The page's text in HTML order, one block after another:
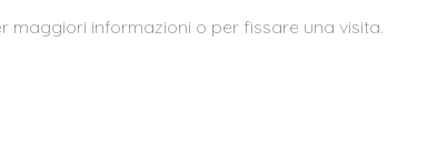
maggiori informazioni o per fissare una visita.